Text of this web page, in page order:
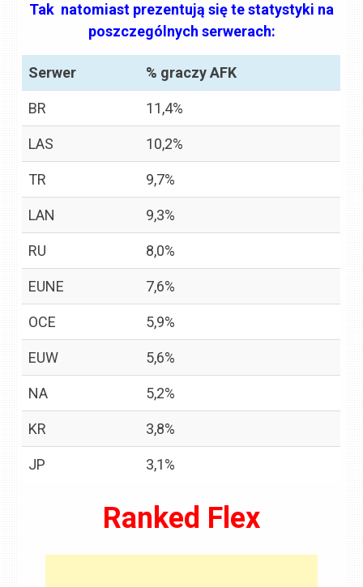
Tak natomiast prezentują się te statystyki na
poszczególnych serwerach:
Serwer % graczy AFK
BR 11,4%
LAS 10,2%
TR 9,7%
LAN 9,3%
RU 8,0%
EUNE 7,6%
OCE 5,9%
EUW 5,6%
NA 5,2%
KR 3,8%
JP 3,1%
Ranked Flex